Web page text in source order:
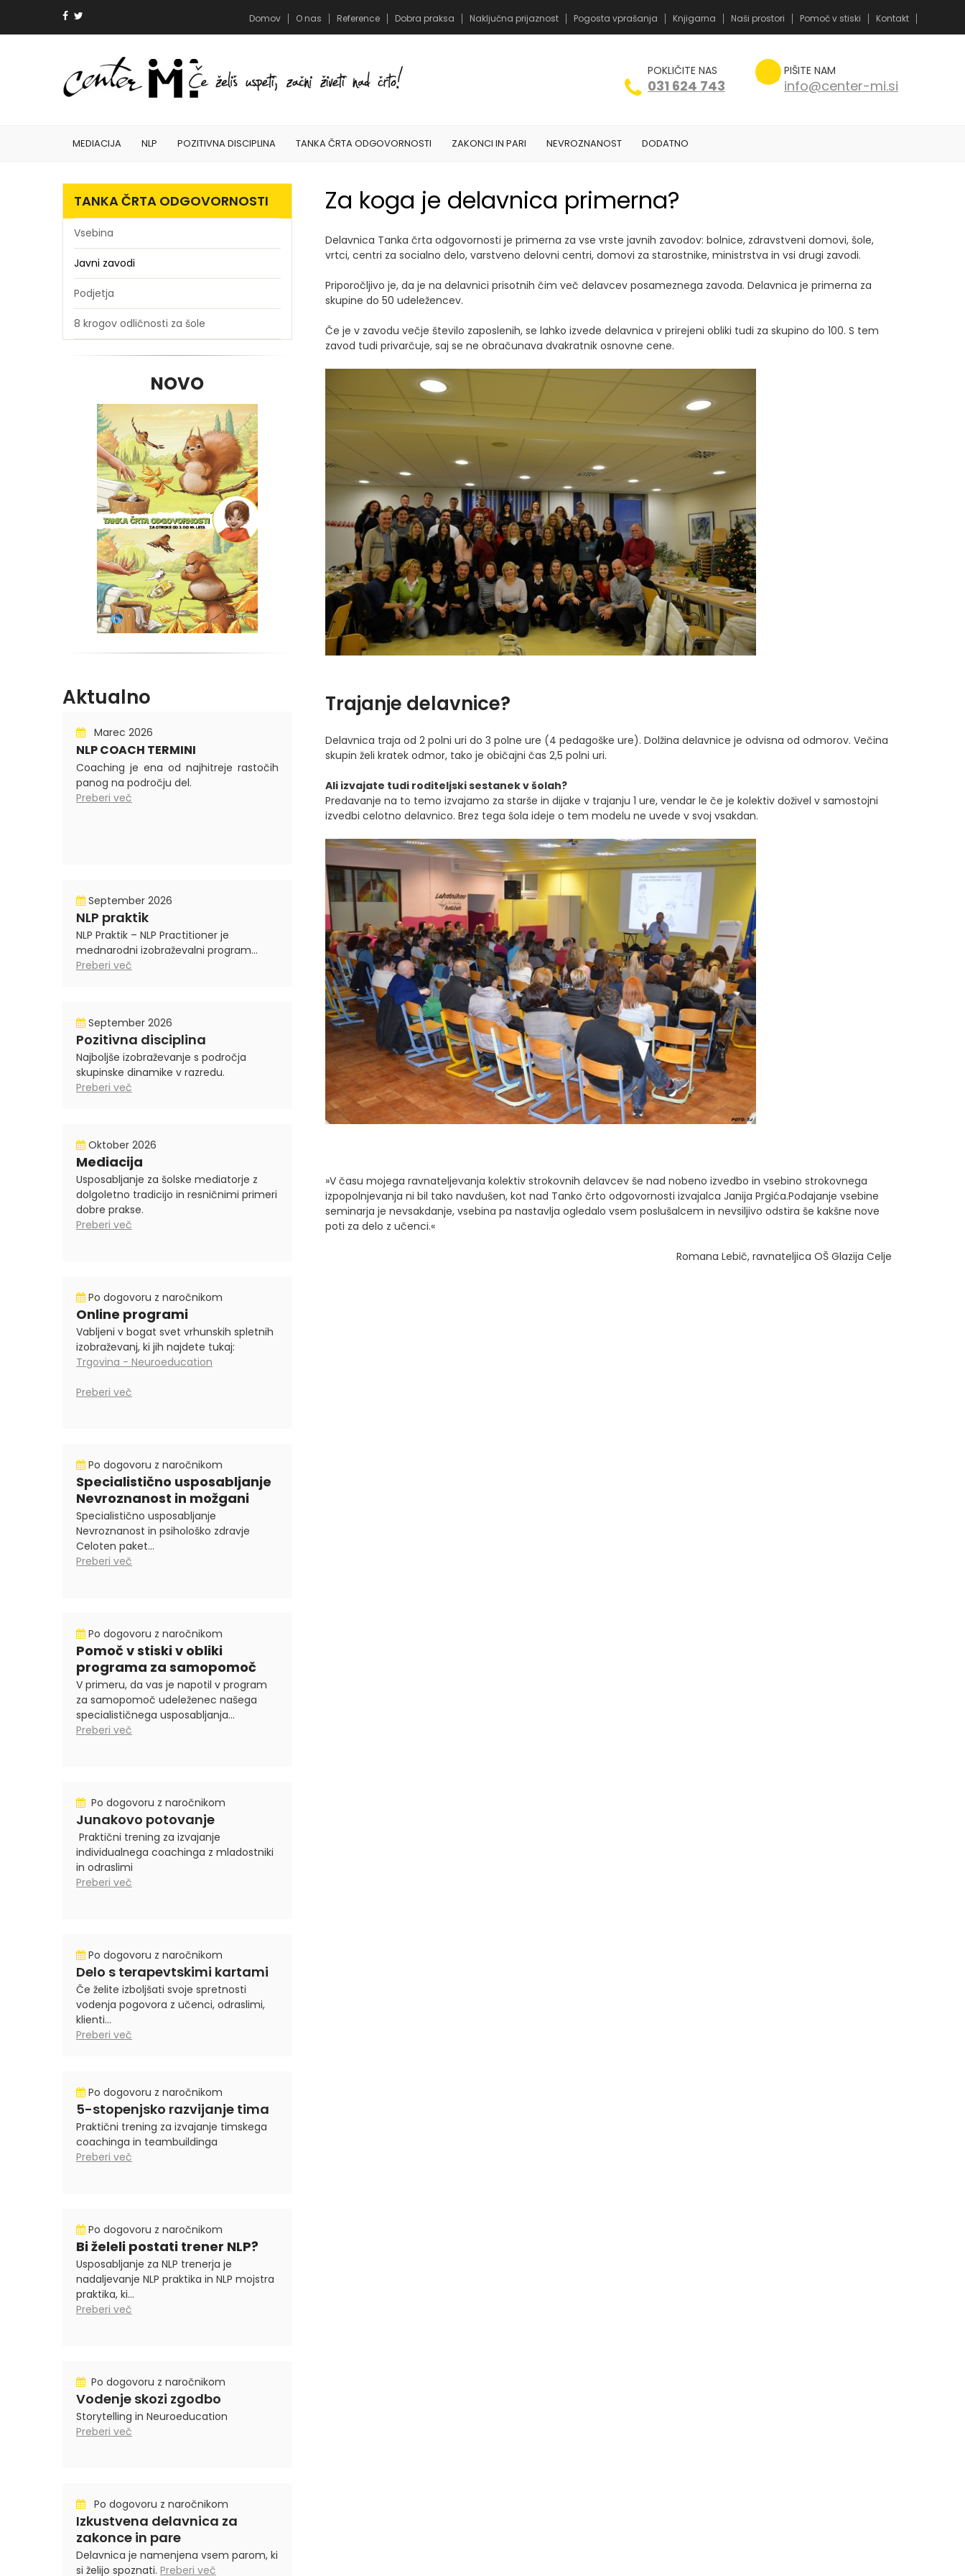
Domov O nas Reference Dobra praksa Naključna prijaznost Pogosta vprašanja Knjigarna Naši prostori Pomoč v stiski Kontakt
POKLIČITE NAS
031 624 743
PIŠITE NAM
info@center-mi.si
MEDIACIJA NLP POZITIVNA DISCIPLINA TANKA ČRTA ODGOVORNOSTI ZAKONCI IN PARI NEVROZNANOST DODATNO
TANKA ČRTA ODGOVORNOSTI
Vsebina
Javni zavodi
Podjetja
8 krogov odličnosti za šole
NOVO
Aktualno
Marec 2026
NLP COACH TERMINI
Coaching je ena od najhitreje rastočih
panog na področju del.
Preberi več
September 2026
NLP praktik
NLP Praktik – NLP Practitioner je
mednarodni izobraževalni program...
Preberi več
September 2026
Pozitivna disciplina
Najboljše izobraževanje s področja
skupinske dinamike v razredu.
Preberi več
Oktober 2026
Mediacija
Usposabljanje za šolske mediatorje z
dolgoletno tradicijo in resničnimi primeri
dobre prakse.
Preberi več
Po dogovoru z naročnikom
Online programi
Vabljeni v bogat svet vrhunskih spletnih
izobraževanj, ki jih najdete tukaj:
Trgovina - Neuroeducation
Preberi več
Po dogovoru z naročnikom
Specialistično usposabljanje
Nevroznanost in možgani
Specialistično usposabljanje
Nevroznanost in psihološko zdravje
Celoten paket...
Preberi več
Po dogovoru z naročnikom
Pomoč v stiski v obliki
programa za samopomoč
V primeru, da vas je napotil v program
za samopomoč udeleženec našega
specialističnega usposabljanja...
Preberi več
Po dogovoru z naročnikom
Junakovo potovanje
Praktični trening za izvajanje
individualnega coachinga z mladostniki
in odraslimi
Preberi več
Po dogovoru z naročnikom
Delo s terapevtskimi kartami
Če želite izboljšati svoje spretnosti
vodenja pogovora z učenci, odraslimi,
klienti...
Preberi več
Po dogovoru z naročnikom
5-stopenjsko razvijanje tima
Praktični trening za izvajanje timskega
coachinga in teambuildinga
Preberi več
Po dogovoru z naročnikom
Bi želeli postati trener NLP?
Usposabljanje za NLP trenerja je
nadaljevanje NLP praktika in NLP mojstra
praktika, ki...
Preberi več
Po dogovoru z naročnikom
Vodenje skozi zgodbo
Storytelling in Neuroeducation
Preberi več
Po dogovoru z naročnikom
Izkustvena delavnica za
zakonce in pare
Delavnica je namenjena vsem parom, ki
si želijo spoznati. Preberi več
Za koga je delavnica primerna?
Delavnica Tanka črta odgovornosti je primerna za vse vrste javnih zavodov: bolnice, zdravstveni domovi, šole,
vrtci, centri za socialno delo, varstveno delovni centri, domovi za starostnike, ministrstva in vsi drugi zavodi.
Priporočljivo je, da je na delavnici prisotnih čim več delavcev posameznega zavoda. Delavnica je primerna za
skupine do 50 udeležencev.
Če je v zavodu večje število zaposlenih, se lahko izvede delavnica v prirejeni obliki tudi za skupino do 100. S tem
zavod tudi privarčuje, saj se ne obračunava dvakratnik osnovne cene.
Trajanje delavnice?
Delavnica traja od 2 polni uri do 3 polne ure (4 pedagoške ure). Dolžina delavnice je odvisna od odmorov. Večina
skupin želi kratek odmor, tako je običajni čas 2,5 polni uri.
Ali izvajate tudi roditeljski sestanek v šolah?
Predavanje na to temo izvajamo za starše in dijake v trajanju 1 ure, vendar le če je kolektiv doživel v samostojni
izvedbi celotno delavnico. Brez tega šola ideje o tem modelu ne uvede v svoj vsakdan.
»V času mojega ravnateljevanja kolektiv strokovnih delavcev še nad nobeno izvedbo in vsebino strokovnega
izpopolnjevanja ni bil tako navdušen, kot nad Tanko črto odgovornosti izvajalca Janija Prgića.Podajanje vsebine
seminarja je nevsakdanje, vsebina pa nastavlja ogledalo vsem poslušalcem in nevsiljivo odstira še kakšne nove
poti za delo z učenci.«
Romana Lebič, ravnateljica OŠ Glazija Celje